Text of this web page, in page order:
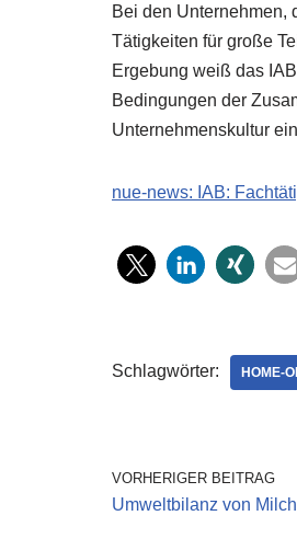
Bei den Unternehmen,
Tätigkeiten für große
Ergebung weiß das
Bedingungen der
Unternehmenskultur
nue-news: IAB:
Schlagwörter: HOME-
VORHERIGER BEITRAG
Umweltbilanz von